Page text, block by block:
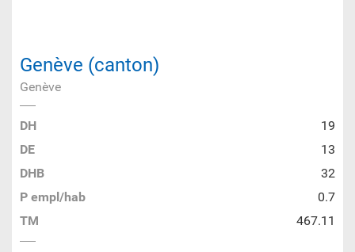
Genève (canton)
Genève
DH
19
DE
13
DHB
32
P empl/hab
0.7
TM
467.11